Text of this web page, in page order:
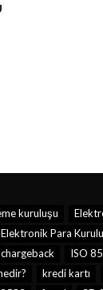
kuruluşu
Para
chargeback ISO
kredi kartı